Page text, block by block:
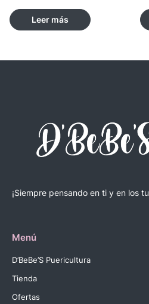
Leer más
¡Siempre pensando en ti y en los
Menú
D’BeBe’S Puericultura
Tienda
Ofertas